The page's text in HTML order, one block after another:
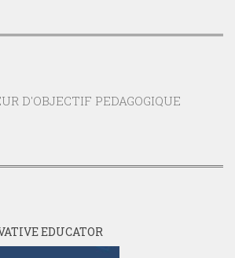
D'OBJECTIF PEDAGOGIQUE
EDUCATOR